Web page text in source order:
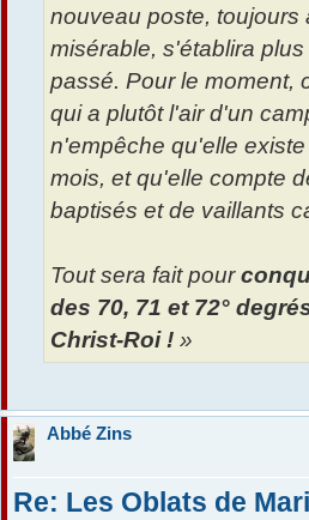
nouveau poste, toujours
misérable, s'établira
passé. Pour le moment,
qui a plutôt l'air d'un
n'empêche qu'elle
mois, et qu'elle compte
baptisés et de vaillants
Tout sera fait pour
des 70, 71 et 72°
Christ-Roi ! »
Abbé Zins
Re: Les Oblats de